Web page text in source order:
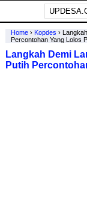
Home› Kopdes ›
Percontohan Yang Lolos
Langkah Demi
Putih